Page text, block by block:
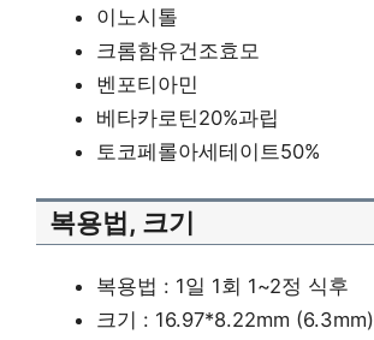
이노시톨
크롬함유건조효모
벤포티아민
베타카로틴20%과립
토코페롤아세테이트50%
복용법, 크기
복용법 : 1일 1회 1~2정 식후
크기 : 16.97*8.22mm (6.3mm)